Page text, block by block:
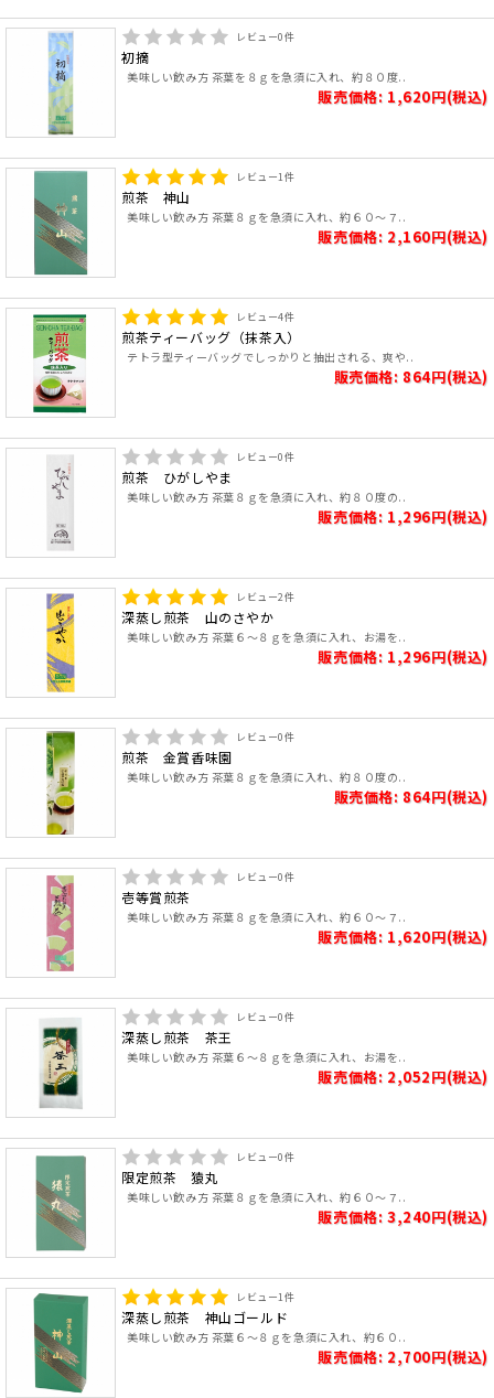
レビュー0件
初摘
美味しい飲み方 茶葉を８ｇを急須に入れ、約８０度..
販売価格: 1,620円(税込)
レビュー1件
煎茶 神山
美味しい飲み方 茶葉８ｇを急須に入れ、約６０～７..
販売価格: 2,160円(税込)
レビュー4件
煎茶ティーバッグ（抹茶入）
テトラ型ティーバッグでしっかりと抽出される、爽や..
販売価格: 864円(税込)
レビュー0件
煎茶 ひがしやま
美味しい飲み方 茶葉８ｇを急須に入れ、約８０度の..
販売価格: 1,296円(税込)
レビュー2件
深蒸し煎茶 山のさやか
美味しい飲み方 茶葉６～８ｇを急須に入れ、お湯を..
販売価格: 1,296円(税込)
レビュー0件
煎茶 金賞香味園
美味しい飲み方 茶葉８ｇを急須に入れ、約８０度の..
販売価格: 864円(税込)
レビュー0件
壱等賞煎茶
美味しい飲み方 茶葉８ｇを急須に入れ、約６０～７..
販売価格: 1,620円(税込)
レビュー0件
深蒸し煎茶 茶王
美味しい飲み方 茶葉６～８ｇを急須に入れ、お湯を..
販売価格: 2,052円(税込)
レビュー0件
限定煎茶 猿丸
美味しい飲み方 茶葉８ｇを急須に入れ、約６０～７..
販売価格: 3,240円(税込)
レビュー1件
深蒸し煎茶 神山ゴールド
美味しい飲み方 茶葉６～８ｇを急須に入れ、約６０..
販売価格: 2,700円(税込)